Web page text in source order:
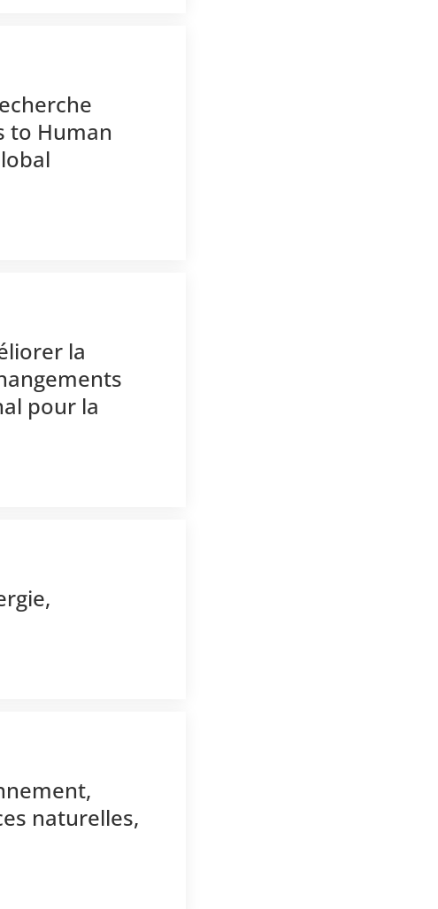
to Human
la
pour la
naturelles,